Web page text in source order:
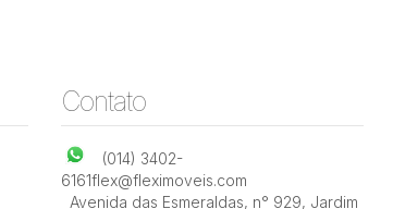
Contato
(014) 3402-
6161flex@fleximoveis.com
Avenida das Esmeraldas, n° 929, Jardim